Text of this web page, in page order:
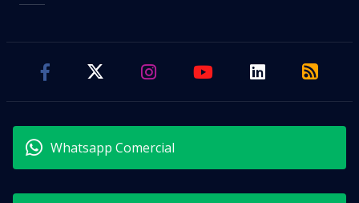
Whatsapp Comercial